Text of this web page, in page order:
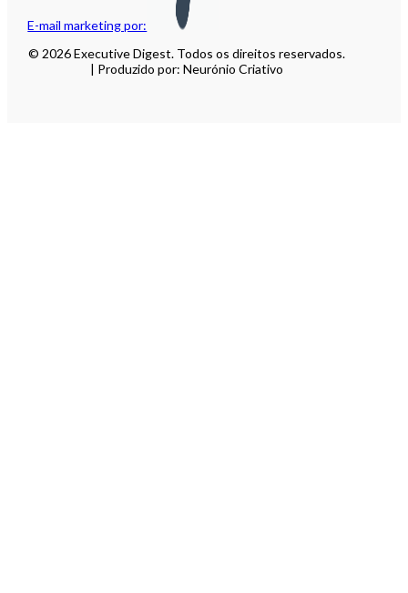
E-mail marketing por:
© 2026 Executive Digest. Todos os direitos reservados.
| Produzido por: Neurónio Criativo